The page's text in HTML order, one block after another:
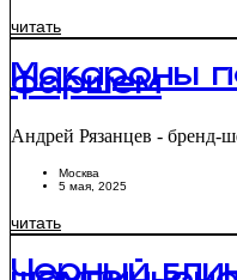
читать
Макароны
фаршем
Андрей Рязанцев - бренд-
Москва
5 мая, 2025
читать